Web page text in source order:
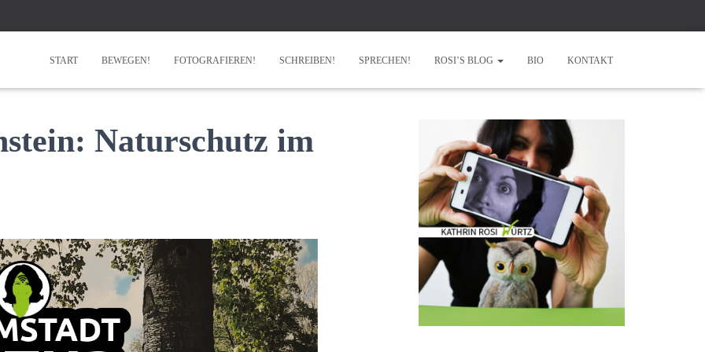
START BEWEGEN! FOTOGRAFIEREN! SCHREIBEN! SPRECHEN! ROSI’S BLOG BIO KONTAKT
Naturschutz im